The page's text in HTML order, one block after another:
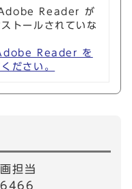
Adobe Reader が
トールされていな
Reader を
ださい。
担当
6466